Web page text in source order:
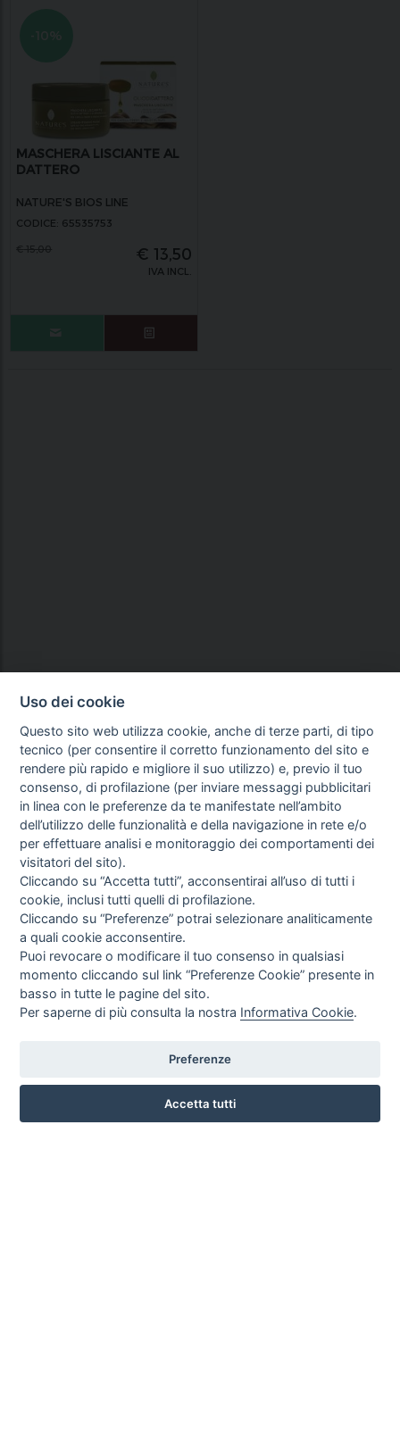
MASCHERA LISCIANTE AL
DATTERO
NATURE'S BIOS LINE
CODICE: 65535753
€ 13,50
IVA INCL.
CORSO ITALIA 97 - 87032 CAMPORA SAN GIOVANNI (CS)
3476518234
Uso dei cookie
Questo sito web utilizza cookie, anche di terze parti, di tipo
tecnico (per consentire il corretto funzionamento del sito e
rendere più rapido e migliore il suo utilizzo) e, previo il tuo
consenso, di profilazione (per inviare messaggi pubblicitari
in linea con le preferenze da te manifestate nell’ambito
dell’utilizzo delle funzionalità e della navigazione in rete e/o
per effettuare analisi e monitoraggio dei comportamenti dei
visitatori del sito).
Cliccando su “Accetta tutti”, acconsentirai all’uso di tutti i
cookie, inclusi tutti quelli di profilazione.
Cliccando su “Preferenze” potrai selezionare analiticamente
a quali cookie acconsentire.
Puoi revocare o modificare il tuo consenso in qualsiasi
momento cliccando sul link “Preferenze Cookie” presente in
basso in tutte le pagine del sito.
Per saperne di più consulta la nostra Informativa Cookie.
Preferenze
Accetta tutti